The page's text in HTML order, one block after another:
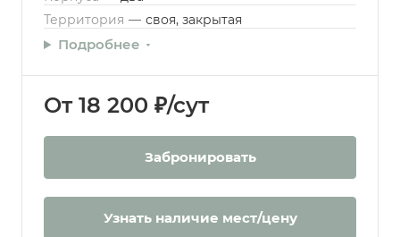
Территория — своя, закрытая
Подробнее
От 18 200 ₽/сут
Забронировать
Узнать наличие мест/цену